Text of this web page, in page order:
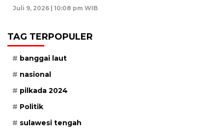
Juli 9, 2026 | 10:08 pm WIB
TAG TERPOPULER
banggai laut
nasional
pilkada 2024
Politik
sulawesi tengah